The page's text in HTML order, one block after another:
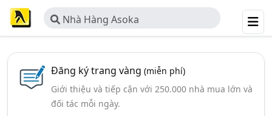
Nhà Hàng Asoka
Đăng ký trang vàng (miễn phí)
Giới thiệu và tiếp cận với 250.000 nhà mua lớn và
đối tác mỗi ngày.